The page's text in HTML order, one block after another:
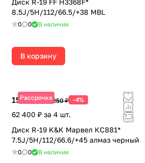
Диск R-19 FF H3368F*
8.5J/5H/112/66.5/+38 MBL
0 0 В наличии
В корзину
Рассрочка
15 600 ₽16 250 ₽ -4%
62 400 ₽ за 4 шт.
Диск R-19 K&K Марвел КС881*
7.5J/5H/112/66.6/+45 алмаз черный
0 0 В наличии